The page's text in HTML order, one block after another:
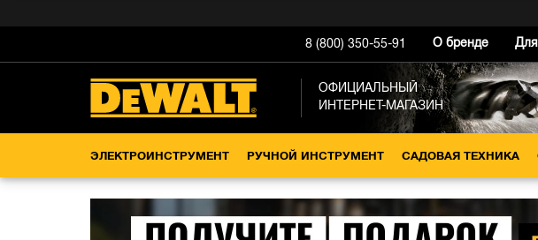
8 (800) 350-55-91 О бренде
ОФИЦИАЛЬНЫЙ
ИНТЕРНЕТ-МАГАЗИН
ЭЛЕКТРОИНСТРУМЕНТ РУЧНОЙ ИНСТРУМЕНТ САДОВАЯ ТЕХНИКА